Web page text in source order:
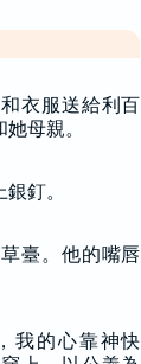
衣服送給利百
母親。
釘。
臺。他的嘴唇
我的心靠神快